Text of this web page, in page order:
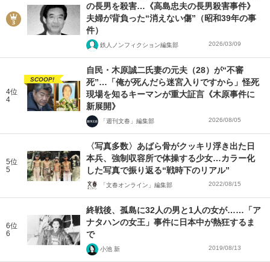
の長男を殺害…《高島忠夫の長男殺害事件》
夫婦が背負った“消えない傷”（昭和39年の事
件）
鉄人ノンフィクション編集部 2026/03/09
4位
4
SCOOP!
自民・木原誠二氏妻の元夫（28）が“不審
死”…「俺が死んだら迷宮入りですから」怪死
現場を知るキーマンが重大証言《木原事件に
新展開》
「週刊文春」編集部 2026/08/05
5位
5
〈写真多数〉あばら骨がクッキリ浮き出た日
本兵、強制収容所で体操する少女…カラー化
した写真で振り返る“戦時下のリアル”
「文春オンライン」編集部 2022/08/15
6位
6
終戦後、孤島に32人の男と1人の女が……「ア
ナタハンの女王」事件に日本中が熱狂するま
で
小池 新 2019/08/13